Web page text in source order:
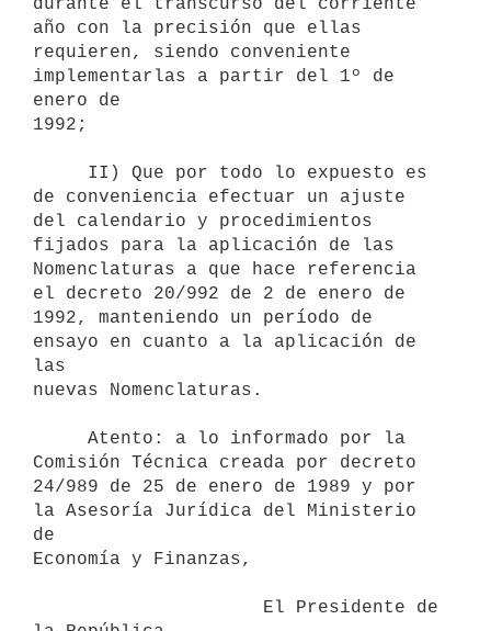
año con la precisión que ellas
requieren, siendo conveniente
implementarlas a partir del 1º de
enero de
1992;
de conveniencia efectuar un ajuste
del calendario y procedimientos
fijados para la aplicación de las
Nomenclaturas a que hace referencia
el decreto 20/992 de 2 de enero de
1992, manteniendo un período de
ensayo en cuanto a la aplicación de
las
nuevas Nomenclaturas.
Comisión Técnica creada por decreto
24/989 de 25 de enero de 1989 y por
la Asesoría Jurídica del Ministerio
de
Economía y Finanzas,